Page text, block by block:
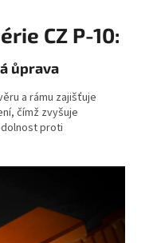
CZ P-10:
ůprava
a rámu zajišťuje
čímž zvyšuje
proti